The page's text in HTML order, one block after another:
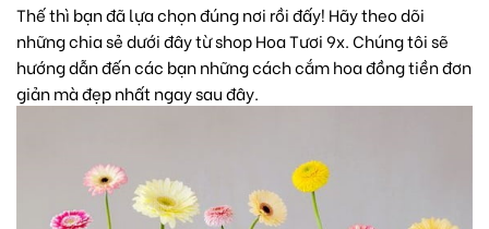
Thế thì bạn đã lựa chọn đúng nơi rồi đấy! Hãy theo dõi
những chia sẻ dưới đây từ shop Hoa Tươi 9x. Chúng tôi sẽ
hướng dẫn đến các bạn những cách cắm hoa đồng tiền đơn
giản mà đẹp nhất ngay sau đây.